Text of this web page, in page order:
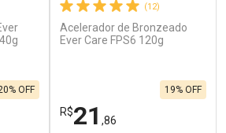
OFF
(12)
Acelerador de Bronzeado
Ever Care FPS6 120g
R$21 ,86
19% OFF